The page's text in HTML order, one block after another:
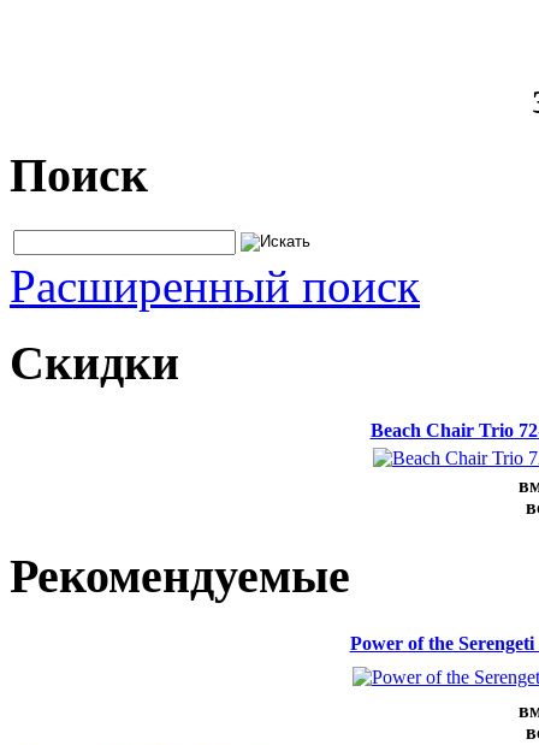
Поиск
Расширенный поиск
Скидки
Beach Chair Trio
Рекомендуемые
Power of the